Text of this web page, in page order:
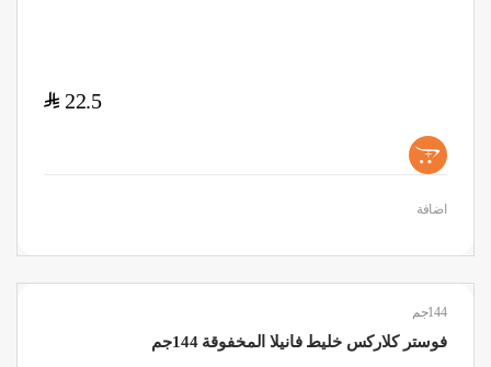
22.5
$
+
اضافة
144جم
فوستر كلاركس خليط فانيلا المخفوقة 144جم